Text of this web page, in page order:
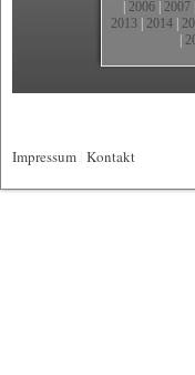
2006 2007
2013 2014
Impressum Kontakt